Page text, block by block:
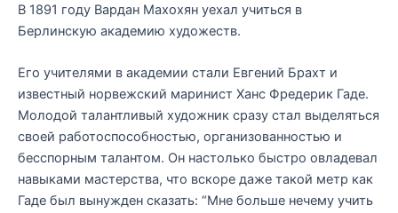
В 1891 году Вардан Махохян уехал учиться в
Берлинскую академию художеств.
Его учителями в академии стали Евгений Брахт и
известный норвежский маринист Ханс Фредерик Гаде.
Молодой талантливый художник сразу стал выделяться
своей работоспособностью, организованностью и
бесспорным талантом. Он настолько быстро овладевал
навыками мастерства, что вскоре даже такой метр как
Гаде был вынужден сказать: “Мне больше нечему учить